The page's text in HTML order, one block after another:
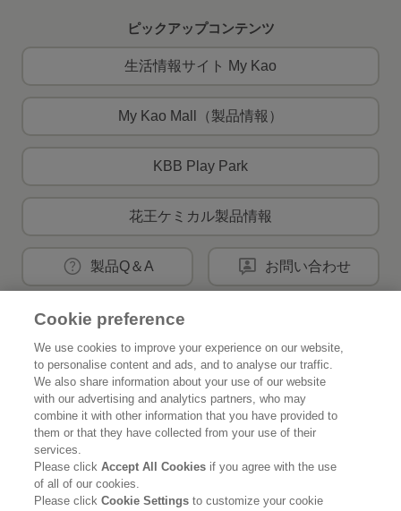
ピックアップコンテンツ
生活情報サイト My Kao
My Kao Mall（製品情報）
KBB Play Park
花王ケミカル製品情報
製品Q＆A お問い合わせ
花王公式SNSアカウント
Home 花王について
サステナビリティ
Cookie preference
We use cookies to improve your experience on our website,
to personalise content and ads, and to analyse our traffic.
We also share information about your use of our website
with our advertising and analytics partners, who may
combine it with other information that you have provided to
them or that they have collected from your use of their
services.
Please clickAccept All Cookies if you agree with the use
of all of our cookies.
Please clickCookie Settingsto customize your cookie